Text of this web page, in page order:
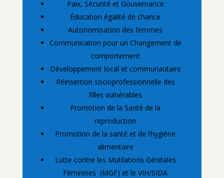
Paix, Sécurité et Gouvernance
Éducation égalité de chance
Autonomisation des femmes
Communication pour un Changement de
comportement
Développement local et communautaire
Réinsertion socioprofessionnelle des
filles vulnérables
Promotion de la Santé de la
reproduction
Promotion de la santé et de l’hygiène
alimentaire
Lutte contre les Mutilations Génitales
Féminines (MGF) et le VIH/SIDA